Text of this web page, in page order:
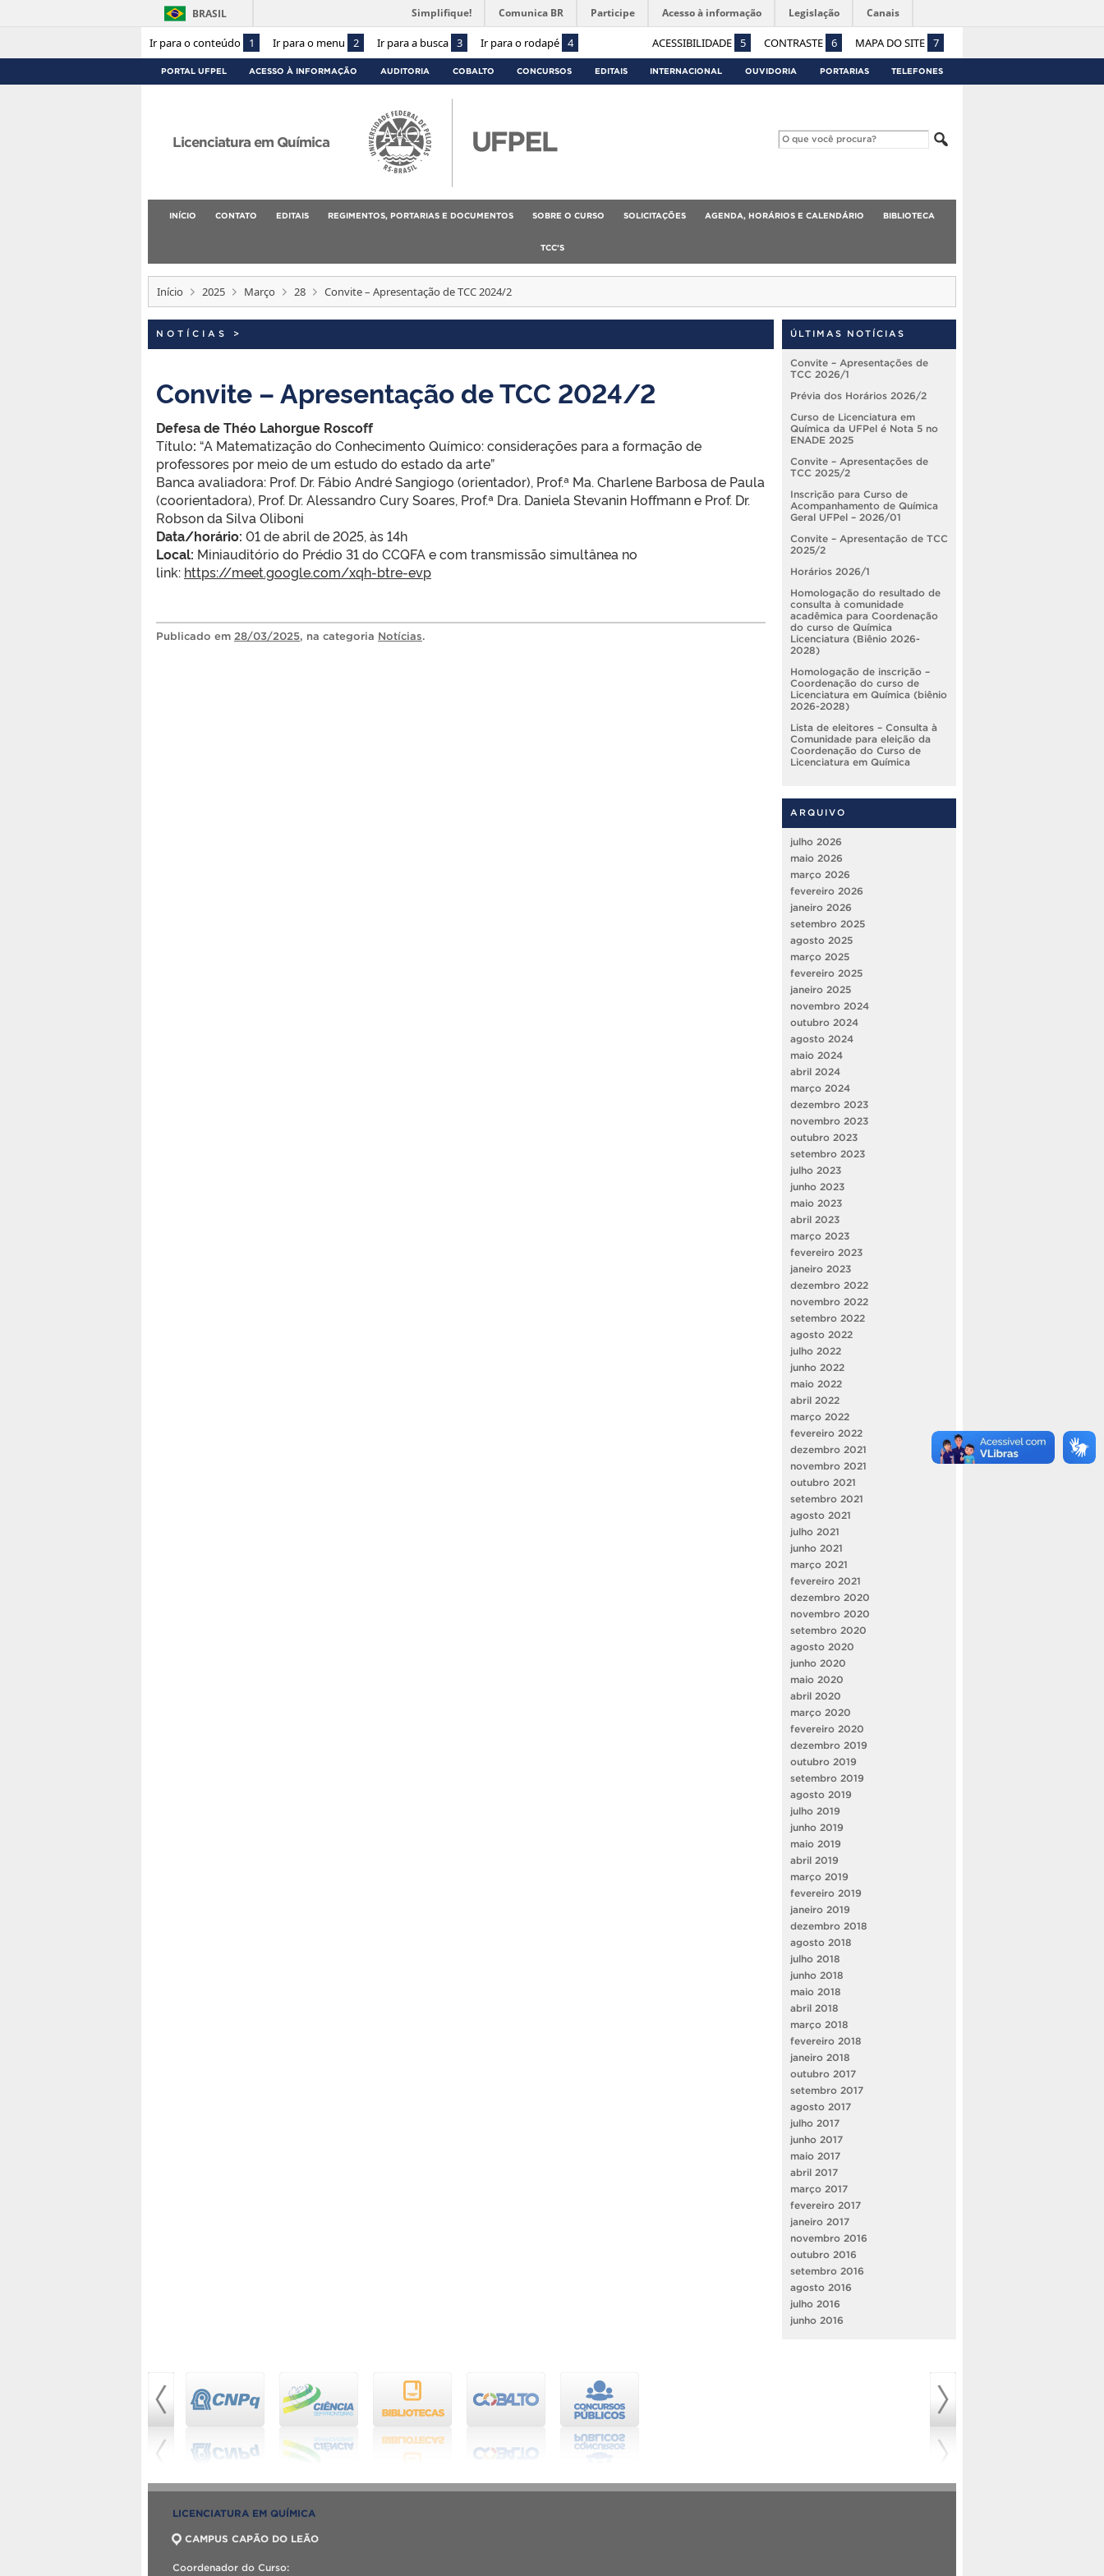
Ir para o conteúdo 1 Ir para o menu 2 Ir para a busca 3 Ir para o rodapé 4 ACESSIBILIDADE 5 CONTRASTE 6 MAPA DO SITE 7
BRASIL Simplifique! Comunica BR Participe Acesso à informação Legislação Canais
PORTAL UFPEL ACESSO À INFORMAÇÃO AUDITORIA COBALTO CONCURSOS EDITAIS INTERNACIONAL OUVIDORIA PORTARIAS TELEFONES
Licenciatura em Química
INÍCIO CONTATO EDITAIS REGIMENTOS, PORTARIAS E DOCUMENTOS SOBRE O CURSO SOLICITAÇÕES AGENDA, HORÁRIOS E CALENDÁRIO BIBLIOTECA
TCC’S
Início 2025 Março 28 Convite – Apresentação de TCC 2024/2
NOTÍCIAS >
Convite – Apresentação de TCC 2024/2
Defesa de Théo Lahorgue Roscoff
Título: “A Matematização do Conhecimento Químico: considerações para a formação de
professores por meio de um estudo do estado da arte”
Banca avaliadora: Prof. Dr. Fábio André Sangiogo (orientador), Prof.ª Ma. Charlene Barbosa de Paula
(coorientadora), Prof. Dr. Alessandro Cury Soares, Prof.ª Dra. Daniela Stevanin Hoffmann e Prof. Dr.
Robson da Silva Oliboni
Data/horário: 01 de abril de 2025, às 14h
Local: Miniauditório do Prédio 31 do CCQFA e com transmissão simultânea no
link: https://meet.google.com/xqh-btre-evp
Publicado em 28/03/2025, na categoria Notícias.
ÚLTIMAS NOTÍCIAS
Convite – Apresentações de
TCC 2026/1
Prévia dos Horários 2026/2
Curso de Licenciatura em
Química da UFPel é Nota 5 no
ENADE 2025
Convite – Apresentações de
TCC 2025/2
Inscrição para Curso de
Acompanhamento de Química
Geral UFPel – 2026/01
Convite – Apresentação de TCC
2025/2
Horários 2026/1
Homologação do resultado de
consulta à comunidade
acadêmica para Coordenação
do curso de Química
Licenciatura (Biênio 2026-
2028)
Homologação de inscrição –
Coordenação do curso de
Licenciatura em Química (biênio
2026-2028)
Lista de eleitores – Consulta à
Comunidade para eleição da
Coordenação do Curso de
Licenciatura em Química
ARQUIVO
julho 2026
maio 2026
março 2026
fevereiro 2026
janeiro 2026
setembro 2025
agosto 2025
março 2025
fevereiro 2025
janeiro 2025
novembro 2024
outubro 2024
agosto 2024
maio 2024
abril 2024
março 2024
dezembro 2023
novembro 2023
outubro 2023
setembro 2023
julho 2023
junho 2023
maio 2023
abril 2023
março 2023
fevereiro 2023
janeiro 2023
dezembro 2022
novembro 2022
setembro 2022
agosto 2022
julho 2022
junho 2022
maio 2022
abril 2022
março 2022
fevereiro 2022
dezembro 2021
novembro 2021
outubro 2021
setembro 2021
agosto 2021
julho 2021
junho 2021
março 2021
fevereiro 2021
dezembro 2020
novembro 2020
setembro 2020
agosto 2020
junho 2020
maio 2020
abril 2020
março 2020
fevereiro 2020
dezembro 2019
outubro 2019
setembro 2019
agosto 2019
julho 2019
junho 2019
maio 2019
abril 2019
março 2019
fevereiro 2019
janeiro 2019
dezembro 2018
agosto 2018
julho 2018
junho 2018
maio 2018
abril 2018
março 2018
fevereiro 2018
janeiro 2018
outubro 2017
setembro 2017
agosto 2017
julho 2017
junho 2017
maio 2017
abril 2017
março 2017
fevereiro 2017
janeiro 2017
novembro 2016
outubro 2016
setembro 2016
agosto 2016
julho 2016
junho 2016
LICENCIATURA EM QUÍMICA
CAMPUS CAPÃO DO LEÃO
Coordenador do Curso: